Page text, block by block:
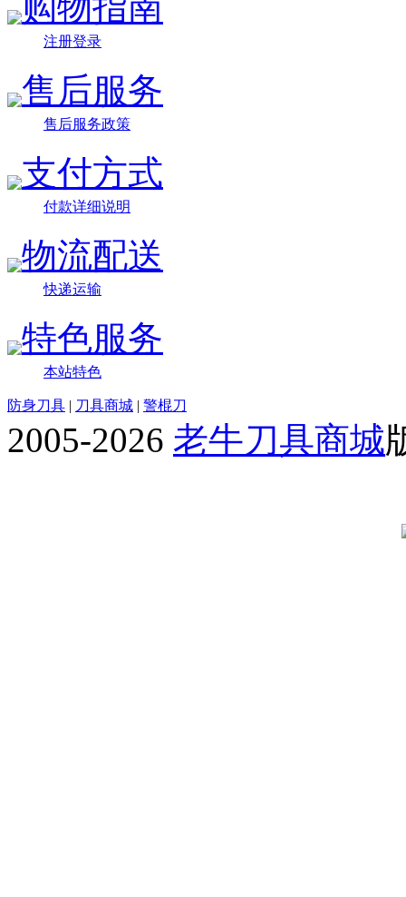
购物指南
注册登录
售后服务
售后服务政策
支付方式
付款详细说明
物流配送
快递运输
特色服务
本站特色
防身刀具 | 刀具商城 | 警棍刀
2005-2026 老牛刀具商城